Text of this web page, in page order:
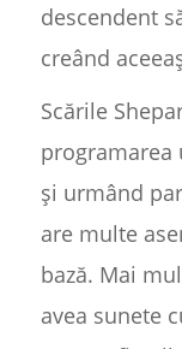
descendent
creând
Scările
programarea
și urmând
are multe
bază. Mai
avea sunete